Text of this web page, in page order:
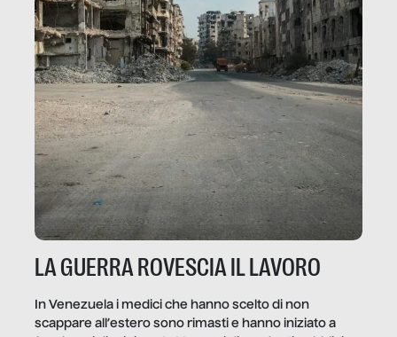
LA GUERRA ROVESCIA IL LAVORO
In Venezuela i medici che hanno scelto di non
scappare all’estero sono rimasti e hanno iniziato a